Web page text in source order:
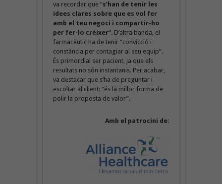
va recordar que “s’han de tenir les
idees clares sobre que es vol fer
amb el teu negoci i compartir-ho
per fer-lo créixer“. D’altra banda, el
farmacèutic ha de tenir “convicció i
constància per contagiar al seu equip”.
És primordial ser pacient, ja que els
resultats no són instantanis. Per acabar,
va destacar que s’ha de preguntar i
escoltar al client: “és la millor forma de
polir la proposta de valor”.
Amb el patrocini de: